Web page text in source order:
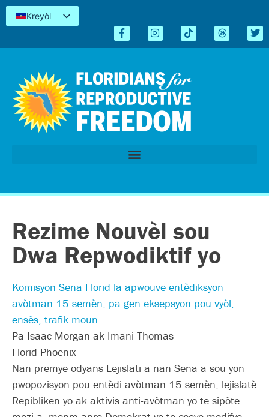
Kreyòl
Español
Tiếng Việt
العربية
اردو
Rezime Nouvèl sou
Dwa Repwodiktif yo
Komisyon Sena Florid la apwouve entèdiksyon
avòtman 15 semèn; pa gen eksepsyon pou vyòl,
ensès, trafik moun.
Pa Isaac Morgan ak Imani Thomas
Florid Phoenix
Nan premye odyans Lejislati a nan Sena a sou yon
pwopozisyon pou entèdi avòtman 15 semèn, lejislatè
Repibliken yo ak aktivis anti-avòtman yo te sipòte